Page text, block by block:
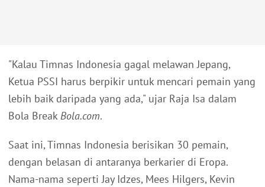
"Kalau Timnas Indonesia gagal melawan Jepang,
Ketua PSSI harus berpikir untuk mencari pemain yang
lebih baik daripada yang ada," ujar Raja Isa dalam
Bola Break Bola.com.
Saat ini, Timnas Indonesia berisikan 30 pemain,
dengan belasan di antaranya berkarier di Eropa.
Nama-nama seperti Jay Idzes, Mees Hilgers, Kevin